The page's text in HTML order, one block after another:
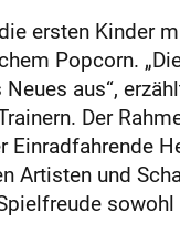
ersten Kinder
Popcorn.
aus“,
Der
Einradfahrende
Artisten und